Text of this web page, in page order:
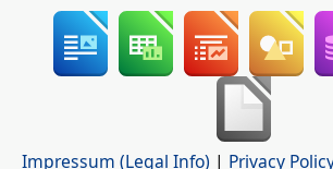
Impressum (Legal Info) | Privacy